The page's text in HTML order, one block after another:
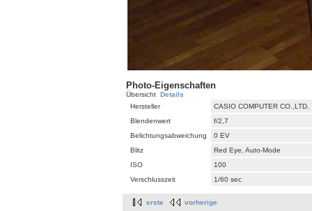
Photo-Eigenschaften
Übersicht Details
Hersteller
CASIO COMPUTER CO.,LTD.
Blendenwert
f/2,7
Belichtungsabweichung
0 EV
Blitz
Red Eye, Auto-Mode
ISO
100
Verschlusszeit
1/60 sec
erste vorherige